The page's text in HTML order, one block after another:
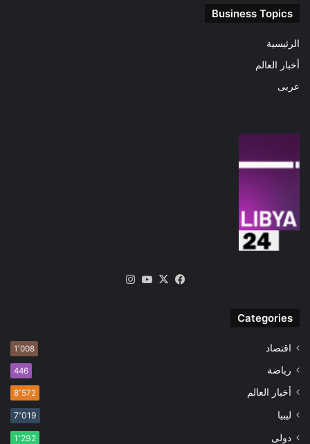
Business Topics
الرئيسية
أخبار العالم
عربى
فيسبوك
‫X
‫YouTube
Categories
اقتصاد 1٬008
رياضة 446
أخبار العالم 8٬572
ليبيا 7٬019
دولى 1٬292